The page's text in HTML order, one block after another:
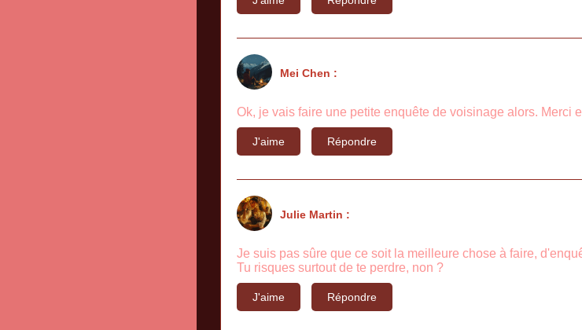
Mei Chen :
Ok, je vais faire une petite enquête de voisinage alors. Merci
J'aime Répondre
Julie Martin :
Je suis pas sûre que ce soit la meilleure chose à faire,
Tu risques surtout de te perdre, non ?
J'aime Répondre